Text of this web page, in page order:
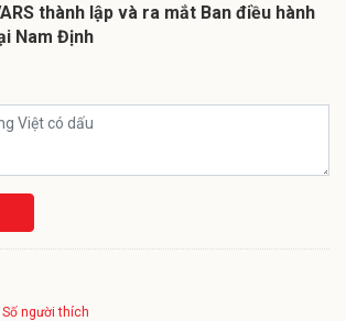
thành lập và ra mắt Ban điều hành
Nam Định
Số người thích